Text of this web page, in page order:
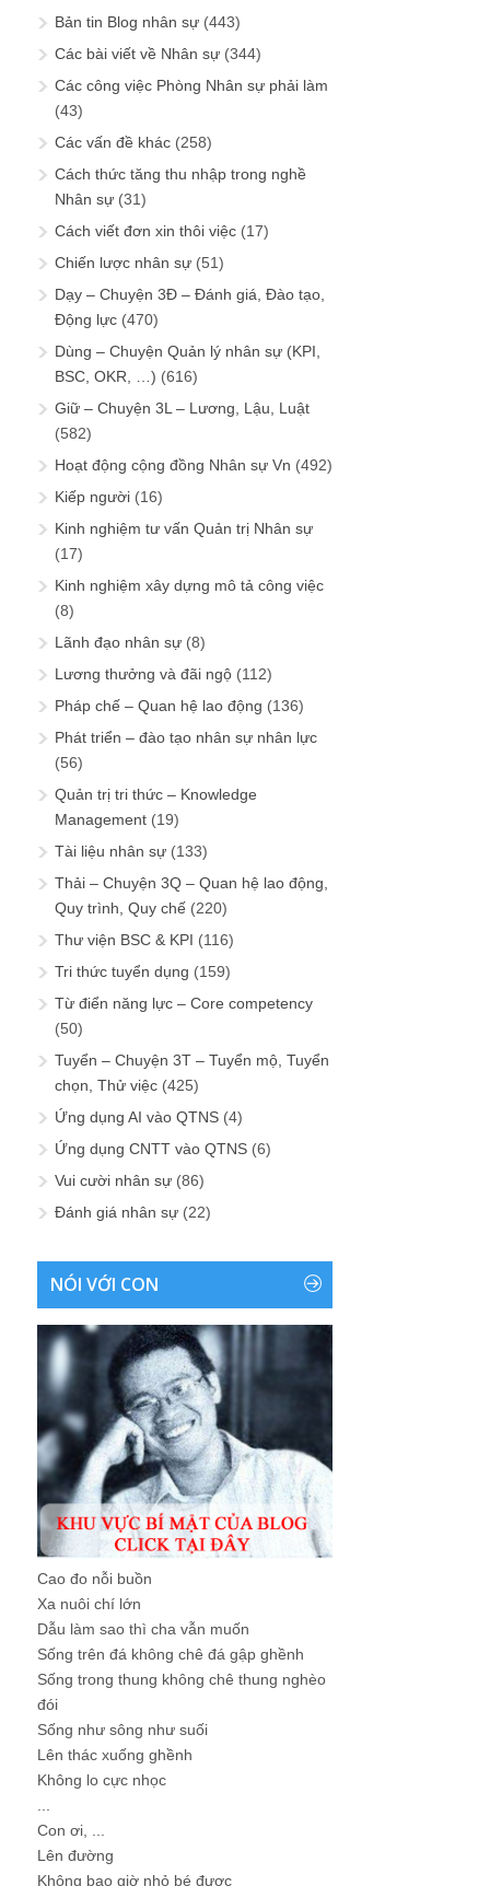
Bản tin Blog nhân sự (443)
Các bài viết về Nhân sự (344)
Các công việc Phòng Nhân sự phải làm
(43)
Các vấn đề khác (258)
Cách thức tăng thu nhập trong nghề
Nhân sự (31)
Cách viết đơn xin thôi việc (17)
Chiến lược nhân sự (51)
Dạy – Chuyện 3Đ – Đánh giá, Đào tạo,
Động lực (470)
Dùng – Chuyện Quản lý nhân sự (KPI,
BSC, OKR, …) (616)
Giữ – Chuyện 3L – Lương, Lậu, Luật
(582)
Hoạt động cộng đồng Nhân sự Vn (492)
Kiếp người (16)
Kinh nghiệm tư vấn Quản trị Nhân sự
(17)
Kinh nghiệm xây dựng mô tả công việc
(8)
Lãnh đạo nhân sự (8)
Lương thưởng và đãi ngộ (112)
Pháp chế – Quan hệ lao động (136)
Phát triển – đào tạo nhân sự nhân lực
(56)
Quản trị tri thức – Knowledge
Management (19)
Tài liệu nhân sự (133)
Thải – Chuyện 3Q – Quan hệ lao động,
Quy trình, Quy chế (220)
Thư viện BSC & KPI (116)
Tri thức tuyển dụng (159)
Từ điển năng lực – Core competency
(50)
Tuyển – Chuyện 3T – Tuyển mộ, Tuyển
chọn, Thử việc (425)
Ứng dụng AI vào QTNS (4)
Ứng dụng CNTT vào QTNS (6)
Vui cười nhân sự (86)
Đánh giá nhân sự (22)
NÓI VỚI CON
Cao đo nỗi buồn
Xa nuôi chí lớn
Dẫu làm sao thì cha vẫn muốn
Sống trên đá không chê đá gập ghềnh
Sống trong thung không chê thung nghèo
đói
Sống như sông như suối
Lên thác xuống ghềnh
Không lo cực nhọc
Con ơi, ...
Lên đường
Không bao giờ nhỏ bé được